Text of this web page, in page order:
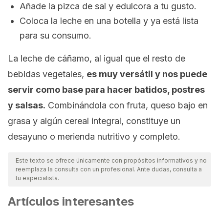
Añade la pizca de sal y edulcora a tu gusto.
Coloca la leche en una botella y ya está lista
para su consumo.
La leche de cáñamo, al igual que el resto de
bebidas vegetales, es muy versátil y nos puede
servir como base para hacer batidos, postres
y salsas. Combinándola con fruta, queso bajo en
grasa y algún cereal integral, constituye un
desayuno o merienda nutritivo y completo.
Este texto se ofrece únicamente con propósitos informativos y no
reemplaza la consulta con un profesional. Ante dudas, consulta a
tu especialista.
Artículos interesantes